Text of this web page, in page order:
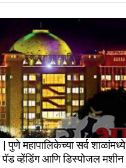
महापालिकेच्या सर्व शाळांमध्ये
पॅड व्हेंडिंग आणि डिस्पोजल मशीन